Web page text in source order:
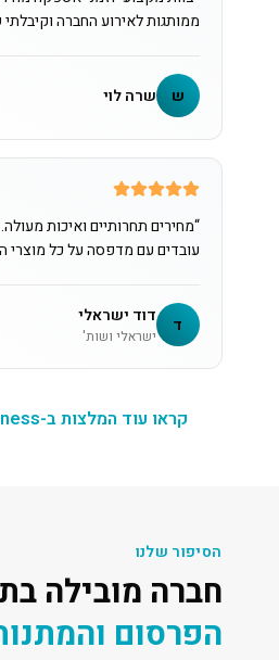
ממותגות לאירוע החברה
ש שרה לוי
“מחירים תחרותיים ואיכות
עובדים עם מדפסה על כל מוצרי
ד דוד ישראלי
ישראלי ושות'
קראו עוד המלצות ב-Google Business
הסיפור שלנו
חברה מובילה
הפרסום